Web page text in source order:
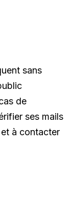
sans
de
ses mails
à contacter